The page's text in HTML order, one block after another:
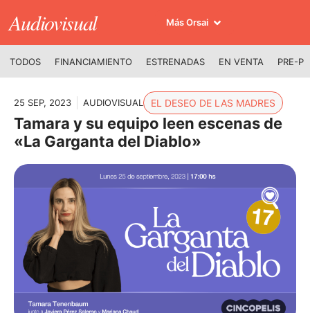
Audiovisual Más Orsai
TODOS FINANCIAMIENTO ESTRENADAS EN VENTA PRE-
25 SEP, 2023 AUDIOVISUAL EL DESEO DE LAS MADRES
Tamara y su equipo leen escenas de
«La Garganta del Diablo»